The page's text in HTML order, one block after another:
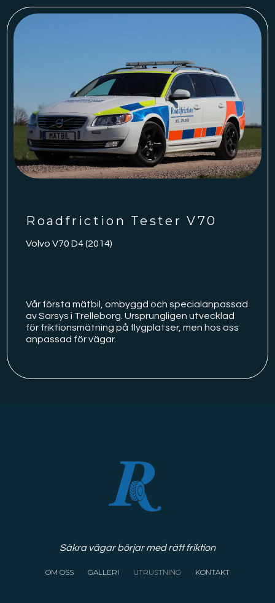
Roadfriction Tester V70
Volvo V70 D4 (2014)
Vår första mätbil, ombyggd och specialanpassad
av Sarsys i Trelleborg. Ursprungligen utvecklad
för friktionsmätning på flygplatser, men hos oss
anpassad för vägar.
Säkra vägar börjar med rätt friktion
OM OSS GALLERI UTRUSTNING KONTAKT